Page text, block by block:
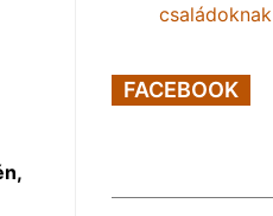
családoknak
FACEBOOK